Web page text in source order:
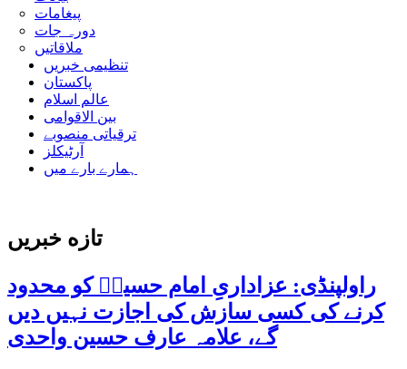
پیغامات
دورہ جات
ملاقاتیں
تنظیمی خبریں
پاکستان
عالم اسلام
بین الاقوامی
ترقیاتی منصوبے
آرٹیکلز
ہمارے بارے میں
تازه خبریں
راولپنڈی: عزاداریِ امام حسینؑ کو محدود
کرنے کی کسی سازش کی اجازت نہیں دیں
گے، علامہ عارف حسین واحدی